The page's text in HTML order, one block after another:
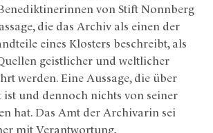
von Stift Nonnberg
die das Archiv als einen der
eines Klosters beschreibt, als
geistlicher und weltlicher
werden. Eine Aussage, die über
ist und dennoch nichts von seiner
hat. Das Amt der Archivarin sei